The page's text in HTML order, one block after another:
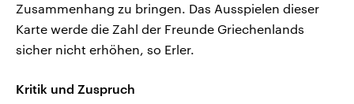
Zusammenhang zu bringen. Das Ausspielen dieser
Karte werde die Zahl der Freunde Griechenlands
sicher nicht erhöhen, so Erler.
Kritik und Zuspruch